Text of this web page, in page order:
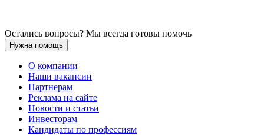
Остались вопросы? Мы всегда готовы помочь
Нужна помощь
О компании
Наши вакансии
Партнерам
Реклама на сайте
Новости и статьи
Инвесторам
Кандидаты по профессиям